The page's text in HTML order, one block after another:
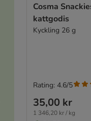
Cosma
kattgodis
Kyckling 26 g
35,00 kr
1 346,20 kr / kg
Rating: 4.6/5